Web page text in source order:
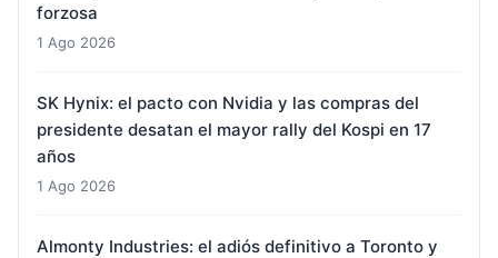
forzosa
1 Ago 2026
SK Hynix: el pacto con Nvidia y las compras del
presidente desatan el mayor rally del Kospi en 17
años
1 Ago 2026
Almonty Industries: el adiós definitivo a Toronto y